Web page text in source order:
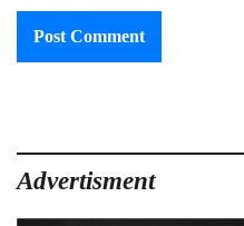
Advertisment